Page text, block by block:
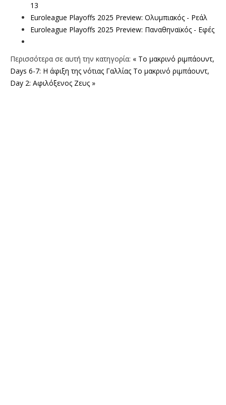
13
Euroleague Playoffs 2025 Preview: Ολυμπιακός - Ρεάλ
Euroleague Playoffs 2025 Preview: Παναθηναϊκός - Εφές
Περισσότερα σε αυτή την κατηγορία: « Το μακρινό ριμπάουντ,
Days 6-7: Η άφιξη της νότιας Γαλλίας Το μακρινό ριμπάουντ,
Day 2: Αφιλόξενος Ζευς »